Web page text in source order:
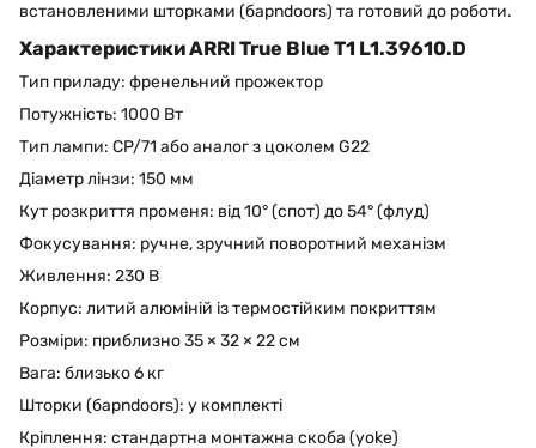
встановленими шторками (барndoors) та готовий до роботи.
Характеристики ARRI True Blue T1 L1.39610.D
Тип приладу: френельний прожектор
Потужність: 1000 Вт
Тип лампи: CP/71 або аналог з цоколем G22
Діаметр лінзи: 150 мм
Кут розкриття променя: від 10° (спот) до 54° (флуд)
Фокусування: ручне, зручний поворотний механізм
Живлення: 230 В
Корпус: литий алюміній із термостійким покриттям
Розміри: приблизно 35 × 32 × 22 см
Вага: близько 6 кг
Шторки (барndoors): у комплекті
Кріплення: стандартна монтажна скоба (yoke)